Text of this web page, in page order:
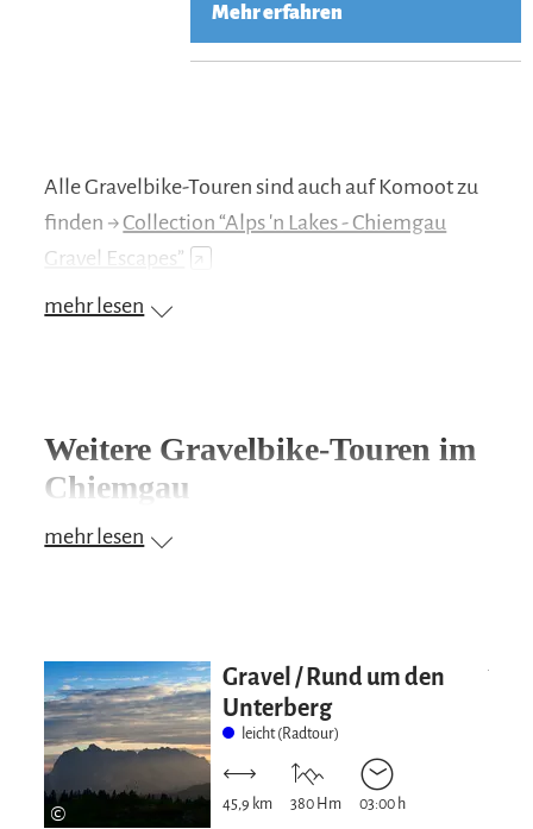
Mehr erfahren
Alle Gravelbike-Touren sind auch auf Komoot zu
finden → Collection “Alps 'n Lakes - Chiemgau
Gravel Escapes” ↗
mehr lesen
Weitere Gravelbike-Touren im
Chiemgau
mehr lesen
©
Gravel / Rund um den
Unterberg
leicht (Radtour)
45,9 km 380 Hm 03:00 h